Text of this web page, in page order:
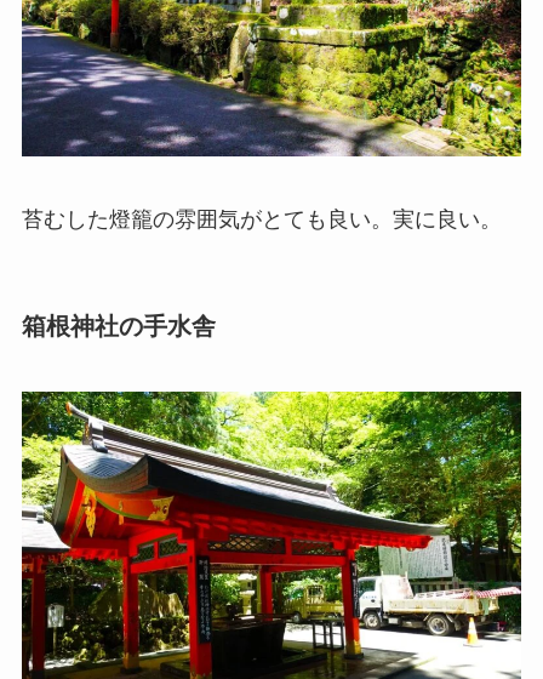
苔むした燈籠の雰囲気がとても良い。実に良い。
箱根神社の手水舎